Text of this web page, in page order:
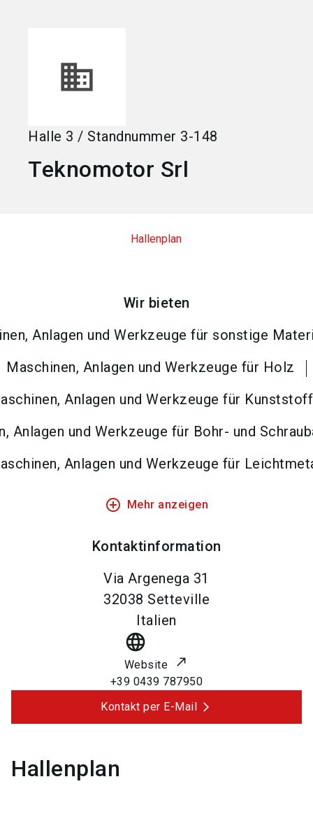
Halle 3 / Standnummer 3-148
Teknomotor Srl
Hallenplan
Wir bieten
Anlagen und Werkzeuge für sonstige
Maschinen, Anlagen und Werkzeuge für Holz
Anlagen und Werkzeuge für Kunststoff
Anlagen und Werkzeuge für Bohr- und
Anlagen und Werkzeuge für
add_circle_outline Mehr anzeigen
Kontaktinformation
Via Argenega 31
32038 Setteville
Italien
language
Website
+39 0439 787950
Kontakt per E-Mail
Hallenplan